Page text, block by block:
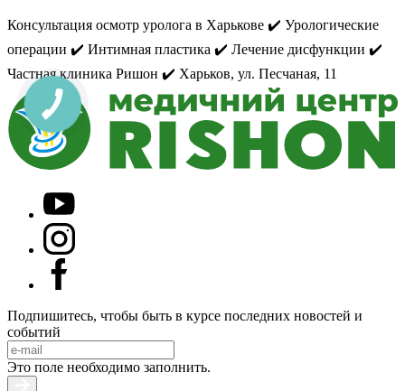
Консультация осмотр уролога в Харькове ✔️ Урологические
операции ✔️ Интимная пластика ✔️ Лечение дисфункции ✔️
Частная клиника Ришон ✔️ Харьков, ул. Песчаная, 11
Подпишитесь, чтобы быть в курсе последних новостей и
событий
Это поле необходимо заполнить.